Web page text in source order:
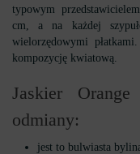
typowym
cm, a na każdej
wielorzędowymi
kompozycję kwiatową.
Jaskier
odmiany:
jest to bulwiasta